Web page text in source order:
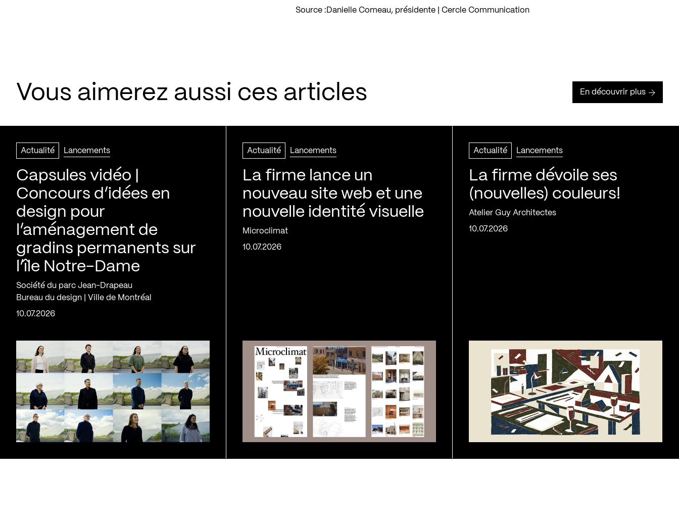
Source : Danielle Comeau, présidente | Cercle Communication
Vous aimerez aussi ces articles En découvrir plus
Actualité Lancements
Capsules vidéo |
Concours d’idées en
design pour
l’aménagement de
gradins permanents sur
l’île Notre-Dame
Société du parc Jean-Drapeau
Bureau du design | Ville de Montréal
10.07.2026
Actualité Lancements
La firme lance un
nouveau site web et une
nouvelle identité visuelle
Microclimat
10.07.2026
Actualité Lancements
La firme dévoile ses
(nouvelles) couleurs!
Atelier Guy Architectes
10.07.2026